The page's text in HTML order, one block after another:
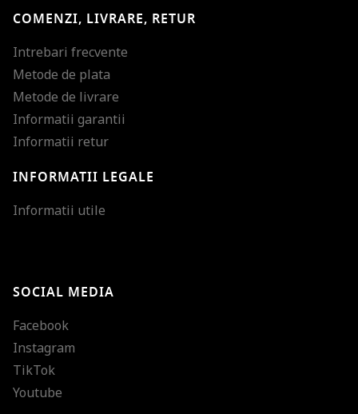
COMENZI, LIVRARE, RETUR
Intrebari frecvente
Metode de plata
Metode de livrare
Informatii garantii
Informatii retur
INFORMATII LEGALE
Informatii utile
SOCIAL MEDIA
Facebook
Instagram
TikTok
Youtube